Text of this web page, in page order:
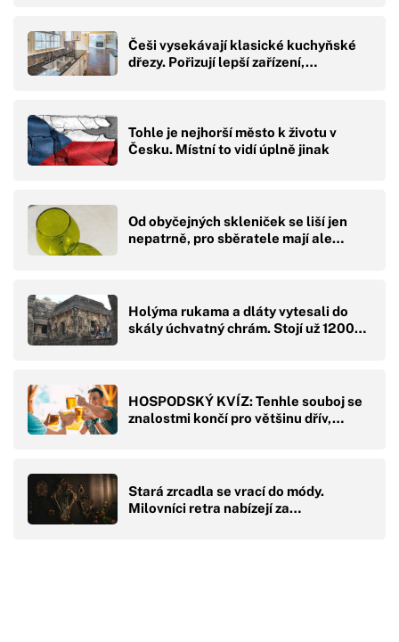
Češi vysekávají klasické kuchyňské
dřezy. Pořizují lepší zařízení,…
Tohle je nejhorší město k životu v
Česku. Místní to vidí úplně jinak
Od obyčejných skleniček se liší jen
nepatrně, pro sběratele mají ale…
Holýma rukama a dláty vytesali do
skály úchvatný chrám. Stojí už 1200…
HOSPODSKÝ KVÍZ: Tenhle souboj se
znalostmi končí pro většinu dřív,…
Stará zrcadla se vrací do módy.
Milovníci retra nabízejí za…